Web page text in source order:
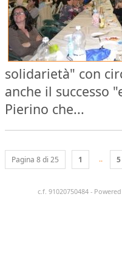
solidarietà" con
anche il successo
Pierino che...
Pagina 8 di 25 1 .. 5
c.f. 91020750484 -